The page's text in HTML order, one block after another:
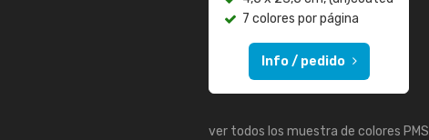
7 colores por página
Info / pedido
ver todos los muestra de colores PMS